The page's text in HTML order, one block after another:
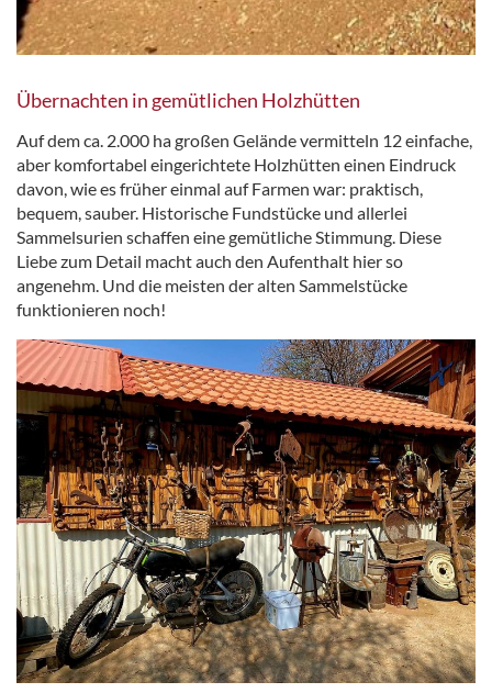
Übernachten in gemütlichen Holzhütten
Auf dem ca. 2.000 ha großen Gelände vermitteln 12 einfache,
aber komfortabel eingerichtete Holzhütten einen Eindruck
davon, wie es früher einmal auf Farmen war: praktisch,
bequem, sauber. Historische Fundstücke und allerlei
Sammelsurien schaffen eine gemütliche Stimmung. Diese
Liebe zum Detail macht auch den Aufenthalt hier so
angenehm. Und die meisten der alten Sammelstücke
funktionieren noch!